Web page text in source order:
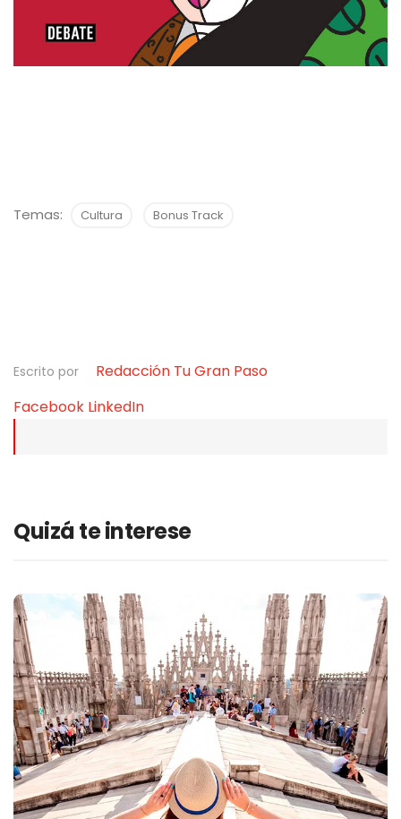
Temas: Cultura Bonus Track
Escrito por
Redacción Tu Gran Paso
Facebook LinkedIn
Quizá te interese